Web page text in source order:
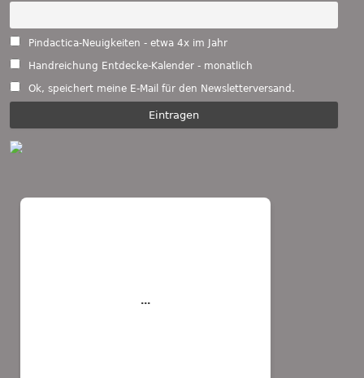
Pindactica-Neuigkeiten - etwa 4x im Jahr
Handreichung Entdecke-Kalender - monatlich
Ok, speichert meine E-Mail für den Newsletterversand.